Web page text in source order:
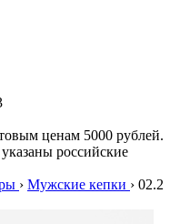
ценам 5000 рублей.
российские
› Мужские кепки › 02.2